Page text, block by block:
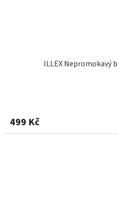
ILLEX Nepromokavý
499 Kč